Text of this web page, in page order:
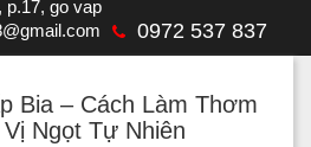
p.17, go vap
0972 537 837
Bia – Cách Làm Thơm
Ngọt Tự Nhiên